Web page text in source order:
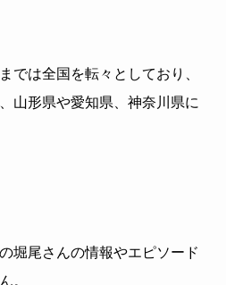
では全国を転々としており、
山形県や愛知県、神奈川県に
堀尾さんの情報やエピソード
。